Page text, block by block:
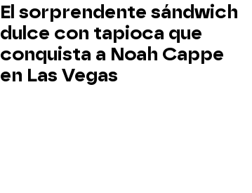
El sorprendente sándwich
dulce con tapioca que
conquista a Noah Cappe
en Las Vegas